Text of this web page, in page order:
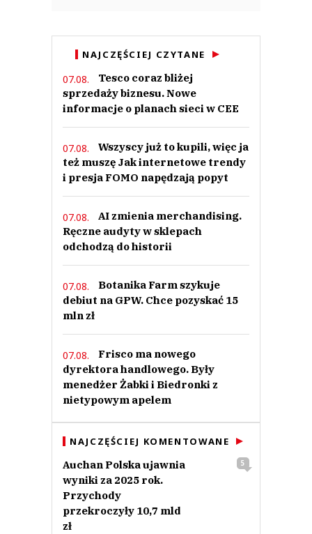
NAJCZĘŚCIEJ CZYTANE
07.08.
Tesco coraz bliżej
sprzedaży biznesu. Nowe
informacje o planach sieci w CEE
07.08.
Wszyscy już to kupili, więc ja
też muszę Jak internetowe trendy
i presja FOMO napędzają popyt
07.08.
AI zmienia merchandising.
Ręczne audyty w sklepach
odchodzą do historii
07.08.
Botanika Farm szykuje
debiut na GPW. Chce pozyskać 15
mln zł
07.08.
Frisco ma nowego
dyrektora handlowego. Były
menedżer Żabki i Biedronki z
nietypowym apelem
NAJCZĘŚCIEJ KOMENTOWANE
Auchan Polska ujawnia
wyniki za 2025 rok.
Przychody
przekroczyły 10,7 mld
zł
5